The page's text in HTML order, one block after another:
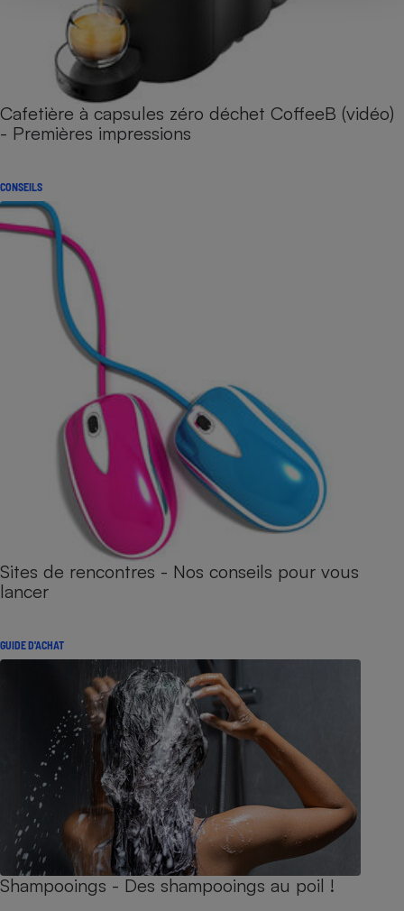
Cafetière à capsules zéro déchet CoffeeB (vidéo)
- Premières impressions
CONSEILS
Sites de rencontres - Nos conseils pour vous
lancer
GUIDE D'ACHAT
Shampooings - Des shampooings au poil !